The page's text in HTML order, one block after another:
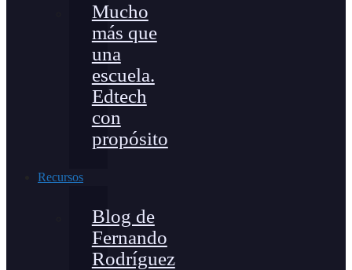
Mucho
más que
una
escuela.
Edtech
con
propósito
Recursos
Blog de
Fernando
Rodríguez